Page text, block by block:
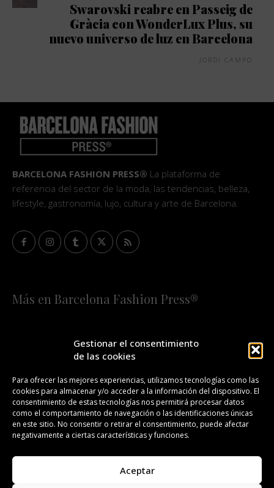
Gestionar el consentimiento
de las cookies
Para ofrecer las mejores experiencias, utilizamos tecnologías como las
cookies para almacenar y/o acceder a la información del dispositivo. El
consentimiento de estas tecnologías nos permitirá procesar datos
como el comportamiento de navegación o las identificaciones únicas
en este sitio. No consentir o retirar el consentimiento, puede afectar
negativamente a ciertas características y funciones.
Aceptar
Swarovski reabre en Passeig de
Gràcia con WonderLux Plus, su
nuevo universo de luz en Barcelona
JORDI CAMPO
BARCELONA FASHION PRESS® La plataforma de
referencia del sector de la moda, las tendencias, belleza,
lifestyle, gastronomía, lujo, cultura y arte de Barcelona.
Más en Barcelona Fashion Press®
¡SUSCRÍBETE A NUESTRA FASHION NEWS!
CONTACTO REDACCIÓN PUBLICIDAD
ISSN 2385-4839 DL B 27443-2014